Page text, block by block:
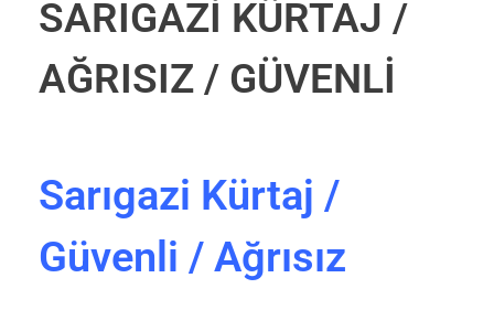
SARIGAZİ KÜRTAJ /
AĞRISIZ / GÜVENLİ
Sarıgazi Kürtaj /
Güvenli / Ağrısız